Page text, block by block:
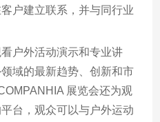
户建立联系，并与同行业
户外活动演示和专业讲
域的最新趋势、创新和市
展览会还为观
台，观众可以与户外运动